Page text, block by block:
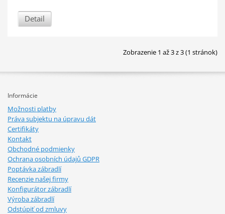
Detail
Zobrazenie 1 až 3 z 3 (1 stránok)
Informácie
Možnosti platby
Práva subjektu na úpravu dát
Certifikáty
Kontakt
Obchodné podmienky
Ochrana osobních údajů GDPR
Poptávka zábradlí
Recenzie našej firmy
Konfigurátor zábradlí
Výroba zábradlí
Odstúpiť od zmluvy